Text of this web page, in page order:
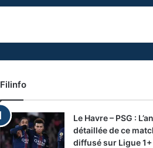
Filinfo
Le Havre – PSG :
détaillée de ce
diffusé sur Ligue 1+